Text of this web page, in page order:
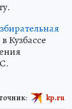
Кузбассе
kp.ru